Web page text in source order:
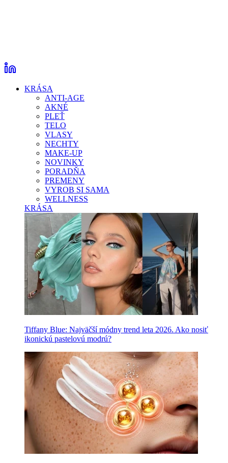
KRÁSA
ANTI-AGE
AKNÉ
PLEŤ
TELO
VLASY
NECHTY
MAKE-UP
NOVINKY
PORADŇA
PREMENY
VYROB SI SAMA
WELLNESS
KRÁSA
Tiffany Blue: Najväčší módny trend leta 2026. Ako nosiť
ikonickú pastelovú modrú?